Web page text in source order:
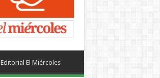
Editorial El Miércoles